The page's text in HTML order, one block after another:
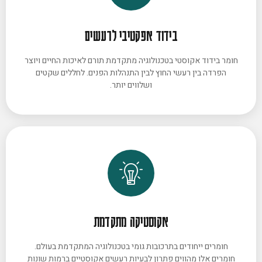
בידוד אפקטיבי לרעשים
חומר בידוד אקוסטי בטכנולוגיה מתקדמת תורם לאיכות החיים ויוצר
הפרדה בין רעשי החוץ לבין התנהלות הפנים. לחללים שקטים
ושלווים יותר.
אקוסטיקה מתקדמת
חומרים ייחודים בתרכובות גומי בטכנולוגיה המתקדמת בעולם.
חומרים אלו מהווים פתרון לבעיות רעשים אקוסטיים ברמות שונות